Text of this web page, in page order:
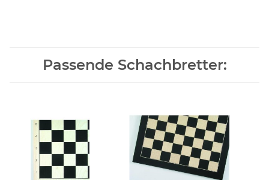
Passende Schachbretter: